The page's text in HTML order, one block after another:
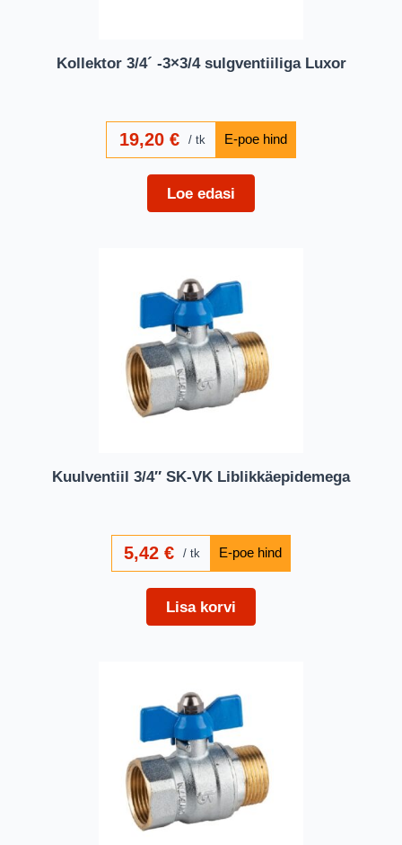
Kollektor 3/4´ -3×3/4 sulgventiiliga Luxor
19,20 € tk
Loe edasi
Kuulventiil 3/4″ SK-VK Liblikkäepidemega
5,42€ tk
Lisa korvi